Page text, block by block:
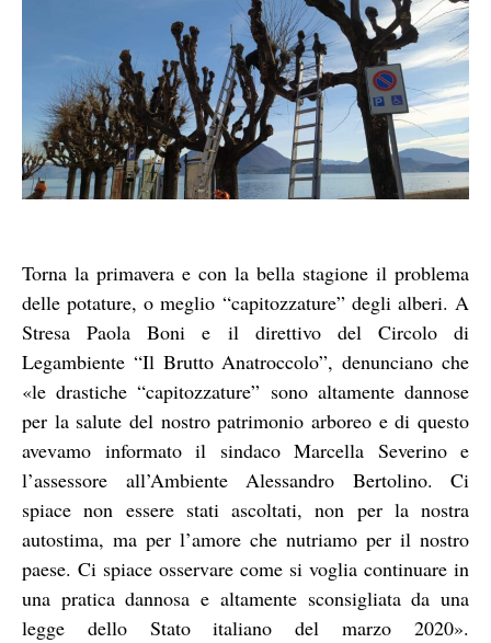
Torna la primavera e con la bella stagione il problema
delle potature, o meglio “capitozzature” degli alberi. A
Stresa Paola Boni e il direttivo del Circolo di
Legambiente “Il Brutto Anatroccolo”, denunciano che
«le drastiche “capitozzature” sono altamente dannose
per la salute del nostro patrimonio arboreo e di questo
avevamo informato il sindaco Marcella Severino e
l’assessore all’Ambiente Alessandro Bertolino. Ci
spiace non essere stati ascoltati, non per la nostra
autostima, ma per l’amore che nutriamo per il nostro
paese. Ci spiace osservare come si voglia continuare in
una pratica dannosa e altamente sconsigliata da una
legge dello Stato italiano del marzo 2020».